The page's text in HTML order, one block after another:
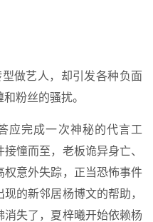
做艺人，却引发各种负面
粉丝的骚扰。
应完成一次神秘的代言工
憧而至，老板诡异身亡、
权意外失踪，正当恐怖事件
的新邻居杨博文的帮助，
消失了，夏梓曦开始依赖杨